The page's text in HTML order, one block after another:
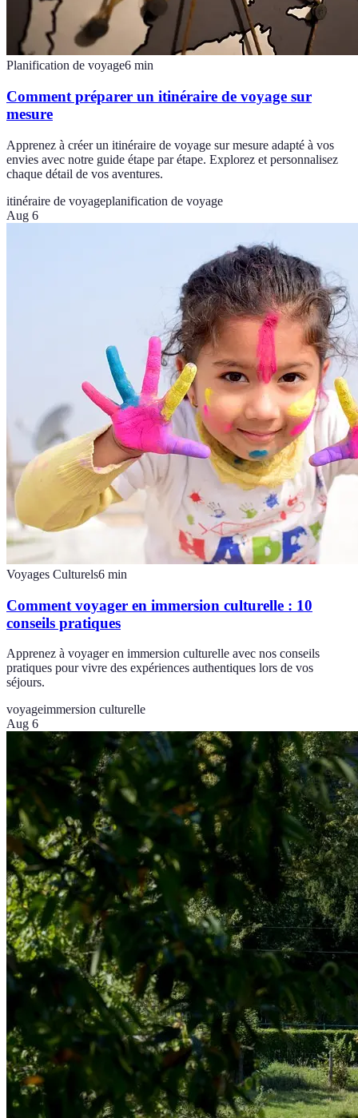
Planification de voyage6 min
Comment préparer un itinéraire de voyage sur
mesure
Apprenez à créer un itinéraire de voyage sur mesure adapté à vos
envies avec notre guide étape par étape. Explorez et personnalisez
chaque détail de vos aventures.
itinéraire de voyageplanification de voyage
Aug 6
Voyages Culturels6 min
Comment voyager en immersion culturelle : 10
conseils pratiques
Apprenez à voyager en immersion culturelle avec nos conseils
pratiques pour vivre des expériences authentiques lors de vos
séjours.
voyageimmersion culturelle
Aug 6